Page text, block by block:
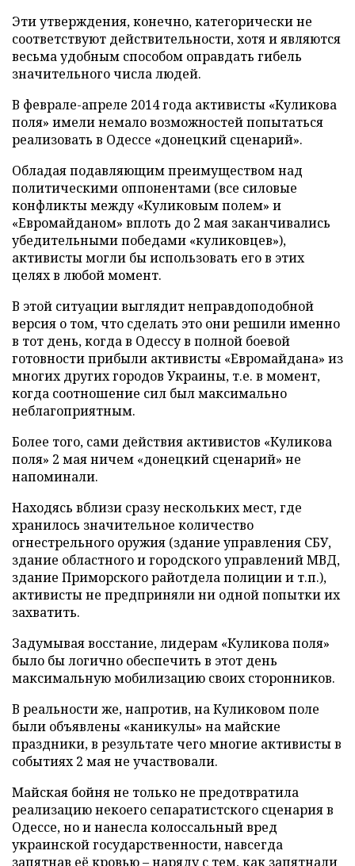
Эти утверждения, конечно, категорически не
соответствуют действительности, хотя и являются
весьма удобным способом оправдать гибель
значительного числа людей.
В феврале-апреле 2014 года активисты «Куликова
поля» имели немало возможностей попытаться
реализовать в Одессе «донецкий сценарий».
Обладая подавляющим преимуществом над
политическими оппонентами (все силовые
конфликты между «Куликовым полем» и
«Евромайданом» вплоть до 2 мая заканчивались
убедительными победами «куликовцев»),
активисты могли бы использовать его в этих
целях в любой момент.
В этой ситуации выглядит неправдоподобной
версия о том, что сделать это они решили именно
в тот день, когда в Одессу в полной боевой
готовности прибыли активисты «Евромайдана» из
многих других городов Украины, т.е. в момент,
когда соотношение сил был максимально
неблагоприятным.
Более того, сами действия активистов «Куликова
поля» 2 мая ничем «донецкий сценарий» не
напоминали.
Находясь вблизи сразу нескольких мест, где
хранилось значительное количество
огнестрельного оружия (здание управления СБУ,
здание областного и городского управлений МВД,
здание Приморского райотдела полиции и т.п.),
активисты не предприняли ни одной попытки их
захватить.
Задумывая восстание, лидерам «Куликова поля»
было бы логично обеспечить в этот день
максимальную мобилизацию своих сторонников.
В реальности же, напротив, на Куликовом поле
были объявлены «каникулы» на майские
праздники, в результате чего многие активисты в
событиях 2 мая не участвовали.
Майская бойня не только не предотвратила
реализацию некоего сепаратистского сценария в
Одессе, но и нанесла колоссальный вред
украинской государственности, навсегда
запятнав её кровью – наряду с тем, как запятнали